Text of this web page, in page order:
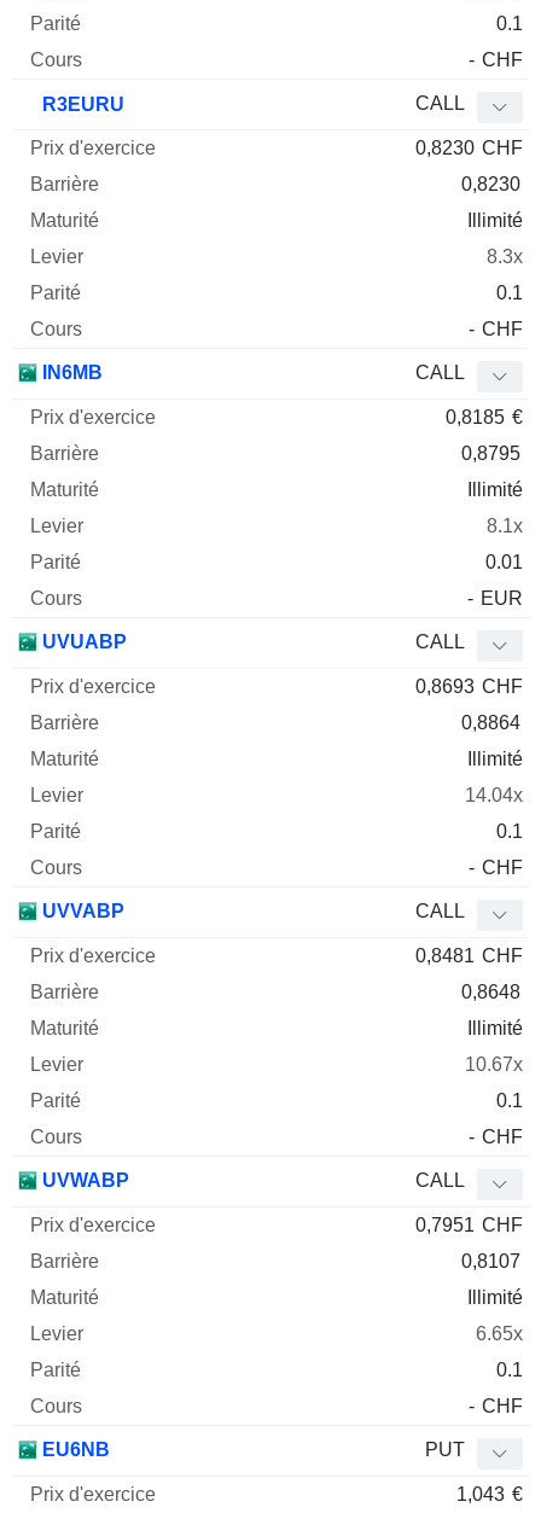
0.1
- CHF
R3EURU CALL
0,8230 CHF
0,8230
Illimité
8.3x
0.1
- CHF
IN6MB CALL
0,8185 €
0,8795
Illimité
8.1x
0.01
- EUR
UVUABP CALL
0,8693 CHF
0,8864
Illimité
14.04x
0.1
- CHF
UVVABP CALL
0,8481 CHF
0,8648
Illimité
10.67x
0.1
- CHF
UVWABP CALL
0,7951 CHF
0,8107
Illimité
6.65x
0.1
- CHF
EU6NB PUT
1,043 €